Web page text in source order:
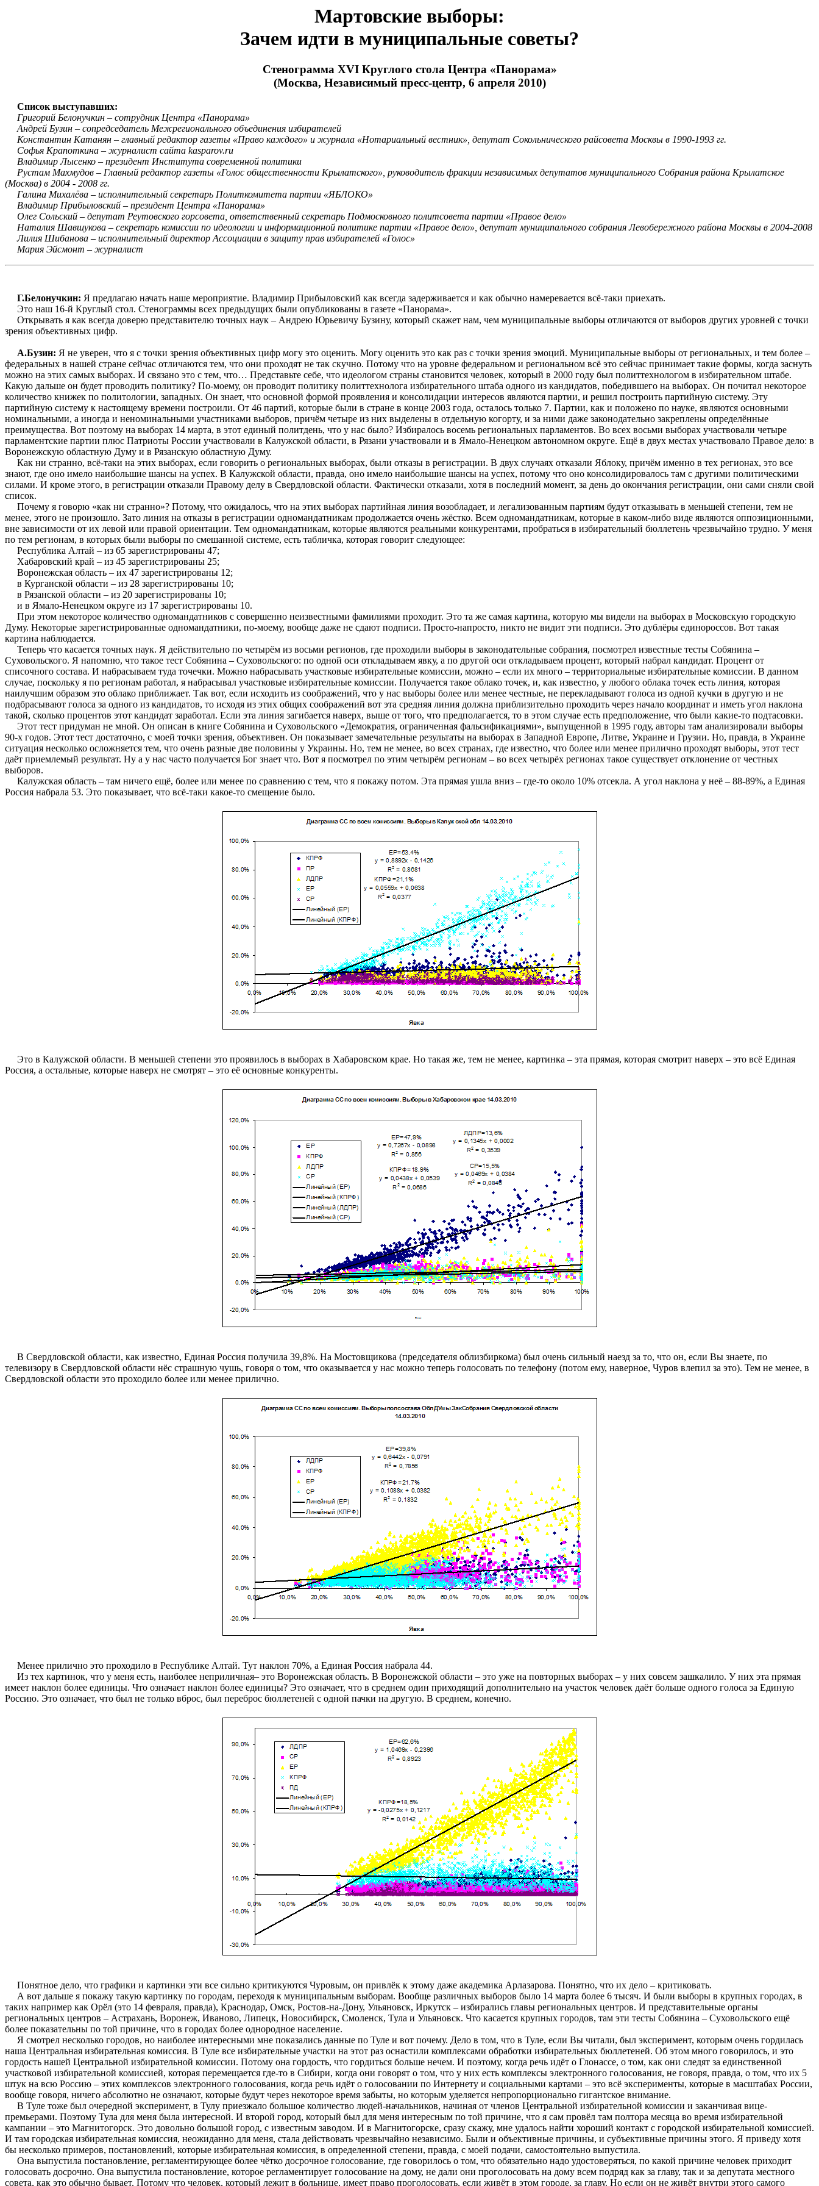
Мартовские выборы:
Зачем идти в муниципальные советы?
Стенограмма XVI Круглого стола Центра «Панорама»
(Москва, Независимый пресс-центр, 6 апреля 2010)
Список выступавших:
Григорий Белонучкин – сотрудник Центра «Панорама»
Андрей Бузин – сопредседатель Межрегионального объединения избирателей
Константин Катанян – главный редактор газеты «Право каждого» и журнала «Нотариальный вестник», депутат Сокольнического райсовета Москвы в 1990-1993 гг.
Софья Крапоткина – журналист сайта kasparov.ru
Владимир Лысенко – президент Института современной политики
Рустам Махмудов – Главный редактор газеты «Голос общественности Крылатского», руководитель фракции независимых депутатов муниципального Собрания района Крылатское
(Москва) в 2004 - 2008 гг.
Галина Михалёва – исполнительный секретарь Политкомитета партии «ЯБЛОКО»
Владимир Прибыловский – президент Центра «Панорама»
Олег Сольский – депутат Реутовского горсовета, ответственный секретарь Подмосковного политсовета партии «Правое дело»
Наталия Шавшукова – секретарь комиссии по идеологии и информационной политике партии «Правое дело», депутат муниципального собрания Левобережного района Москвы в 2004-2008
Лилия Шибанова – исполнительный директор Ассоциации в защиту прав избирателей «Голос»
Мария Эйсмонт – журналист
Г.Белонучкин: Я предлагаю начать наше мероприятие. Владимир Прибыловский как всегда задерживается и как обычно намеревается всё-таки приехать.
Это наш 16-й Круглый стол. Стенограммы всех предыдущих были опубликованы в газете «Панорама».
Открывать я как всегда доверю представителю точных наук – Андрею Юрьевичу Бузину, который скажет нам, чем муниципальные выборы отличаются от выборов других уровней с точки
зрения объективных цифр.
А.Бузин: Я не уверен, что я с точки зрения объективных цифр могу это оценить. Могу оценить это как раз с точки зрения эмоций. Муниципальные выборы от региональных, и тем более –
федеральных в нашей стране сейчас отличаются тем, что они проходят не так скучно. Потому что на уровне федеральном и региональном всё это сейчас принимает такие формы, когда заснуть
можно на этих самых выборах. И связано это с тем, что… Представьте себе, что идеологом страны становится человек, который в 2000 году был политтехнологом в избирательном штабе.
Какую дальше он будет проводить политику? По-моему, он проводит политику политтехнолога избирательного штаба одного из кандидатов, победившего на выборах. Он почитал некоторое
количество книжек по политологии, западных. Он знает, что основной формой проявления и консолидации интересов являются партии, и решил построить партийную систему. Эту
партийную систему к настоящему времени построили. От 46 партий, которые были в стране в конце 2003 года, осталось только 7. Партии, как и положено по науке, являются основными
номинальными, а иногда и неноминальными участниками выборов, причём четыре из них выделены в отдельную когорту, и за ними даже законодательно закреплены определённые
преимущества. Вот поэтому на выборах 14 марта, в этот единый политдень, что у нас было? Избиралось восемь региональных парламентов. Во всех восьми выборах участвовали четыре
парламентские партии плюс Патриоты России участвовали в Калужской области, в Рязани участвовали и в Ямало-Ненецком автономном округе. Ещё в двух местах участвовало Правое дело: в
Воронежскую областную Думу и в Рязанскую областную Думу.
Как ни странно, всё-таки на этих выборах, если говорить о региональных выборах, были отказы в регистрации. В двух случаях отказали Яблоку, причём именно в тех регионах, это все
знают, где оно имело наибольшие шансы на успех. В Калужской области, правда, оно имело наибольшие шансы на успех, потому что оно консолидировалось там с другими политическими
силами. И кроме этого, в регистрации отказали Правому делу в Свердловской области. Фактически отказали, хотя в последний момент, за день до окончания регистрации, они сами сняли свой
список.
Почему я говорю «как ни странно»? Потому, что ожидалось, что на этих выборах партийная линия возобладает, и легализованным партиям будут отказывать в меньшей степени, тем не
менее, этого не произошло. Зато линия на отказы в регистрации одномандатникам продолжается очень жёстко. Всем одномандатникам, которые в каком-либо виде являются оппозиционными,
вне зависимости от их левой или правой ориентации. Тем одномандатникам, которые являются реальными конкурентами, пробраться в избирательный бюллетень чрезвычайно трудно. У меня
по тем регионам, в которых были выборы по смешанной системе, есть табличка, которая говорит следующее:
Республика Алтай – из 65 зарегистрированы 47;
Хабаровский край – из 45 зарегистрированы 25;
Воронежская область – их 47 зарегистрированы 12;
в Курганской области – из 28 зарегистрированы 10;
в Рязанской области – из 20 зарегистрированы 10;
и в Ямало-Ненецком округе из 17 зарегистрированы 10.
При этом некоторое количество одномандатников с совершенно неизвестными фамилиями проходит. Это та же самая картина, которую мы видели на выборах в Московскую городскую
Думу. Некоторые зарегистрированные одномандатники, по-моему, вообще даже не сдают подписи. Просто-напросто, никто не видит эти подписи. Это дублёры единороссов. Вот такая
картина наблюдается.
Теперь что касается точных наук. Я действительно по четырём из восьми регионов, где проходили выборы в законодательные собрания, посмотрел известные тесты Собянина –
Суховольского. Я напомню, что такое тест Собянина – Суховольского: по одной оси откладываем явку, а по другой оси откладываем процент, который набрал кандидат. Процент от
списочного состава. И набрасываем туда точечки. Можно набрасывать участковые избирательные комиссии, можно – если их много – территориальные избирательные комиссии. В данном
случае, поскольку я по регионам работал, я набрасывал участковые избирательные комиссии. Получается такое облако точек, и, как известно, у любого облака точек есть линия, которая
наилучшим образом это облако приближает. Так вот, если исходить из соображений, что у нас выборы более или менее честные, не перекладывают голоса из одной кучки в другую и не
подбрасывают голоса за одного из кандидатов, то исходя из этих общих соображений вот эта средняя линия должна приблизительно проходить через начало координат и иметь угол наклона
такой, сколько процентов этот кандидат заработал. Если эта линия загибается наверх, выше от того, что предполагается, то в этом случае есть предположение, что были какие-то подтасовки.
Этот тест придуман не мной. Он описан в книге Собянина и Суховольского «Демократия, ограниченная фальсификациями», выпущенной в 1995 году, авторы там анализировали выборы
90-х годов. Этот тест достаточно, с моей точки зрения, объективен. Он показывает замечательные результаты на выборах в Западной Европе, Литве, Украине и Грузии. Но, правда, в Украине
ситуация несколько осложняется тем, что очень разные две половины у Украины. Но, тем не менее, во всех странах, где известно, что более или менее прилично проходят выборы, этот тест
даёт приемлемый результат. Ну а у нас часто получается Бог знает что. Вот я посмотрел по этим четырём регионам – во всех четырёх регионах такое существует отклонение от честных
выборов.
Калужская область – там ничего ещё, более или менее по сравнению с тем, что я покажу потом. Эта прямая ушла вниз – где-то около 10% отсекла. А угол наклона у неё – 88-89%, а Единая
Россия набрала 53. Это показывает, что всё-таки какое-то смещение было.
Это в Калужской области. В меньшей степени это проявилось в выборах в Хабаровском крае. Но такая же, тем не менее, картинка – эта прямая, которая смотрит наверх – это всё Единая
Россия, а остальные, которые наверх не смотрят – это её основные конкуренты.
В Свердловской области, как известно, Единая Россия получила 39,8%. На Мостовщикова (председателя облизбиркома) был очень сильный наезд за то, что он, если Вы знаете, по
телевизору в Свердловской области нёс страшную чушь, говоря о том, что оказывается у нас можно теперь голосовать по телефону (потом ему, наверное, Чуров влепил за это). Тем не менее, в
Свердловской области это проходило более или менее прилично.
Менее прилично это проходило в Республике Алтай. Тут наклон 70%, а Единая Россия набрала 44.
Из тех картинок, что у меня есть, наиболее неприличная– это Воронежская область. В Воронежской области – это уже на повторных выборах – у них совсем зашкалило. У них эта прямая
имеет наклон более единицы. Что означает наклон более единицы? Это означает, что в среднем один приходящий дополнительно на участок человек даёт больше одного голоса за Единую
Россию. Это означает, что был не только вброс, был переброс бюллетеней с одной пачки на другую. В среднем, конечно.
Понятное дело, что графики и картинки эти все сильно критикуются Чуровым, он привлёк к этому даже академика Арлазарова. Понятно, что их дело – критиковать.
А вот дальше я покажу такую картинку по городам, переходя к муниципальным выборам. Вообще различных выборов было 14 марта более 6 тысяч. И были выборы в крупных городах, в
таких например как Орёл (это 14 февраля, правда), Краснодар, Омск, Ростов-на-Дону, Ульяновск, Иркутск – избирались главы региональных центров. И представительные органы
региональных центров – Астрахань, Воронеж, Иваново, Липецк, Новосибирск, Смоленск, Тула и Ульяновск. Что касается крупных городов, там эти тесты Собянина – Суховольского ещё
более показательны по той причине, что в городах более однородное население.
Я смотрел несколько городов, но наиболее интересными мне показались данные по Туле и вот почему. Дело в том, что в Туле, если Вы читали, был эксперимент, которым очень гордилась
наша Центральная избирательная комиссия. В Туле все избирательные участки на этот раз оснастили комплексами обработки избирательных бюллетеней. Об этом много говорилось, и это
гордость нашей Центральной избирательной комиссии. Потому она гордость, что гордиться больше нечем. И поэтому, когда речь идёт о Глонассе, о том, как они следят за единственной
участковой избирательной комиссией, которая перемещается где-то в Сибири, когда они говорят о том, что у них есть комплексы электронного голосования, не говоря, правда, о том, что их 5
штук на всю Россию – этих комплексов электронного голосования, когда речь идёт о голосовании по Интернету и социальными картами – это всё эксперименты, которые в масштабах России,
вообще говоря, ничего абсолютно не означают, которые будут через некоторое время забыты, но которым уделяется непропорционально гигантское внимание.
В Туле тоже был очередной эксперимент, в Тулу приезжало большое количество людей-начальников, начиная от членов Центральной избирательной комиссии и заканчивая вице-
премьерами. Поэтому Тула для меня была интересной. И второй город, который был для меня интересным по той причине, что я сам провёл там полтора месяца во время избирательной
кампании – это Магнитогорск. Это довольно большой город, с известным заводом. И в Магнитогорске, сразу скажу, мне удалось найти хороший контакт с городской избирательной комиссией.
И там городская избирательная комиссия, неожиданно для меня, стала действовать чрезвычайно независимо. Были и объективные причины, и субъективные причины этого. Я приведу хотя
бы несколько примеров, постановлений, которые избирательная комиссия, в определенной степени, правда, с моей подачи, самостоятельно выпустила.
Она выпустила постановление, регламентирующее более чётко досрочное голосование, где говорилось о том, что обязательно надо удостоверяться, по какой причине человек приходит
голосовать досрочно. Она выпустила постановление, которое регламентирует голосование на дому, не дали они проголосовать на дому всем подряд как за главу, так и за депутата местного
совета, как это обычно бывает. Потому что человек, который лежит в больнице, имеет право проголосовать, если живёт в этом городе, за главу. Но если он не живёт внутри этого самого